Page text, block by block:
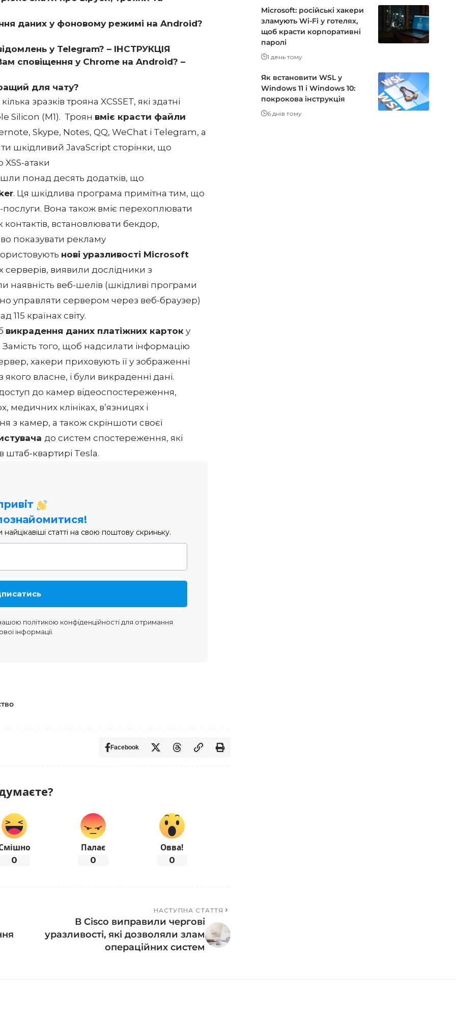
даних у фоновому режимі на Android?
у Telegram? – ІНСТРУКЦІЯ
сповіщення у Chrome на Android? –
для чату?
зразків трояна XCSSET, які здатні
Silicon (M1). Троян вміє красти файли
Skype, Notes, QQ, WeChat і Telegram, а
шкідливий JavaScript сторінки, що
атаки
понад десять додатків, що
. Ця шкідлива програма примітна тим, що
Вона також вміє перехоплювати
контактів, встановлювати бекдор,
показувати рекламу
нові уразливості Microsoft
виявили дослідники з
наявність веб-шелів (шкідливі програми
управляти сервером через веб-браузер)
115 країнах світу.
викрадення даних платіжних карток у
Замість того, щоб надсилати інформацію
хакери приховують її у зображенні
якого власне, і були викраденні дані.
до камер відеоспостереження,
медичних клініках, в’язницях і
з камер, а також скріншоти своєї
до систем спостереження, які
штаб-квартирі Tesla.
статті на свою поштову скриньку.
політикою конфіденційностідля отримання
інформації.
Facebook
0
Палає
0
Овва!
0
НАСТУПНА СТАТТЯ
В Cisco виправили чергові
уразливості, які дозволяли злам
операційних систем
Microsoft: російські хакери
зламують Wi-Fi у готелях,
щоб красти корпоративні
паролі
1 день тому
Як встановити WSL у
Windows 11 і Windows 10:
покрокова інструкція
6 днів тому